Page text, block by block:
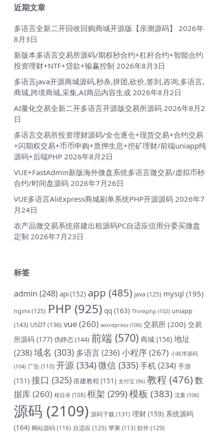
近期文章
多语言全新二开回收回购商城开源版【亲测源码】
2026年
8月3日
新版本多语言交易所源码/期权秒合约+杠杆合约+智能合约
投资理财+NTF+贷款+输赢控制 2026年8月3日
多语言java开源商城源码,秒杀,拼团,砍价,签到,咨询,多语言,
商城,跨境商城,采集,AI商品内容生成 2026年8月2日
AI量化交易全新二开多语言开源版交易所源码 2026年8月2
日
多语言交易所投资理财源码/全仓逐仓+现货交易+合约交易
+闪期权交易+币币申购+质押生息+挖矿理财/前端uniapp纯
源码+后端PHP 2026年8月2日
VUE+FastAdmin新版海外微盘系统多语言微交易/虚拟币秒
合约/时间盘源码 2026年7月26日
VUE多语言AliExpress商城刷单系统PHP开源源码 2026年7
月24日
农产品微交易系统搭建出租源码PC自适应信用分委买微盘
定制 2026年7月23日
标签
admin (248) api(152) app (485) java (125) mysql (195)
nginx(125) PHP (925) qq (163) Thinkphp (102) uniapp
(143) USDT(136) vue(260) wordpress (106) 交易所 (200) 交易
所源码 (177) 伪静态(144) 前端 (570) 商城 (156) 地址
(238)域名 (303) 多语言(236) 小程序(267) 小程序源码
(104) 广告 (110) 开源 (334)微信 (335)手机(234) 手游
(151) 接口 (325) 搭建教程 (151) 支付宝 (96) 教程 (476)数
据库(260) 根目录 (108) 框架 (299)模板 (383) 流量 (106)
源码 (2109) 源码下载(131) 理财 (159) 系统源码
(164) 网站源码(116) 自适应(125) 苹果 (113) 软件(129)